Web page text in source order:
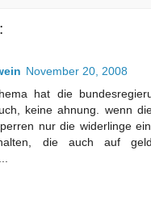
November 20, 2008
hat die
keine ahnung. wenn
nur die widerlinge
die auch auf